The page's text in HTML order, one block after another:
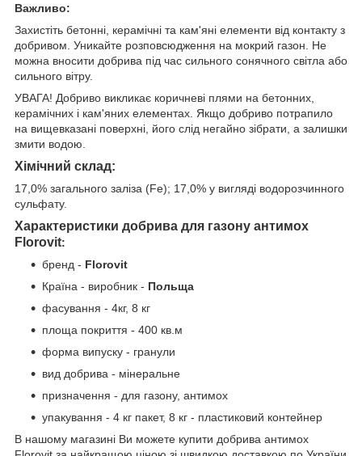
Важливо:
Захистіть бетонні, керамічні та кам'яні елементи від контакту з
добривом. Уникайте розповсюдження на мокрий газон. Не
можна вносити добрива під час сильного сонячного світла або
сильного вітру.
УВАГА! Добриво викликає коричневі плями на бетонних,
керамічних і кам'яних елементах. Якщо добриво потрапило
на вищевказані поверхні, його слід негайно зібрати, а залишки
змити водою.
Хімічний склад:
17,0% загального заліза (Fe); 17,0% у вигляді водорозчинного
сульфату.
Характеристики добрива для газону антимох
Florovit:
бренд - Florovit
Країна - виробник - Польща
фасування - 4кг, 8 кг
площа покриття - 400 кв.м
форма випуску - гранули
вид добрива - мінеральне
призначення - для газону, антимох
упакування - 4 кг пакет, 8 кг - пластиковий контейнер
В нашому магазині Ви можете купити добрива антимох